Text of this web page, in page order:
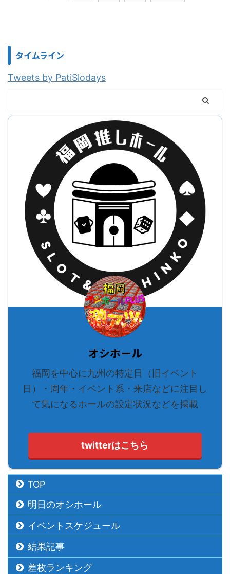
タイムライン
Tweets by PatiSlodays
オシホール
福岡を中心に九州の特定日（旧イベント
日）・周年・イベント系・来店などに注目し
て気になるホールの設定状況などを掲載
twitterはこちら
TOP
明日のオシホール
イベントスケジュール
結果記事
差枚ランキング